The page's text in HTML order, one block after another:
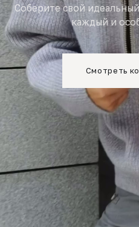
Соберите свой
каждый и
Смотреть